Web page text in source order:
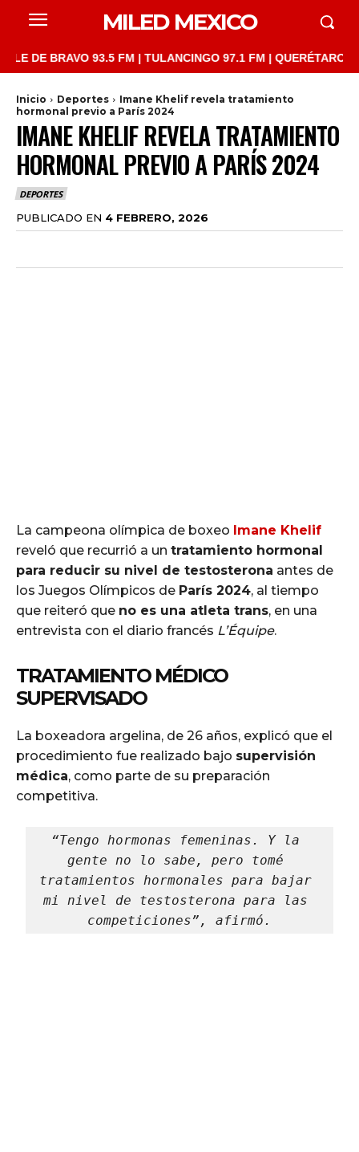
MILED MEXICO
BRAVO 93.5 FM | TULANCINGO 97.1 FM | QUERÉTARO 103.1
Inicio Deportes
Imane Khelif revela tratamiento
hormonal previo a París 2024
IMANE KHELIF REVELA TRATAMIENTO
HORMONAL PREVIO A PARÍS 2024
DEPORTES
PUBLICADO EN 4 FEBRERO, 2026
La campeona olímpica de boxeo Imane Khelif
reveló que recurrió a un tratamiento hormonal
para reducir su nivel de testosterona antes de
los Juegos Olímpicos de París 2024, al tiempo
que reiteró que no es una atleta trans, en una
entrevista con el diario francés L’Équipe.
TRATAMIENTO MÉDICO
SUPERVISADO
La boxeadora argelina, de 26 años, explicó que el
procedimiento fue realizado bajo supervisión
médica, como parte de su preparación
competitiva.
“Tengo hormonas femeninas. Y la
gente no lo sabe, pero tomé
tratamientos hormonales para bajar
mi nivel de testosterona para las
competiciones”, afirmó.